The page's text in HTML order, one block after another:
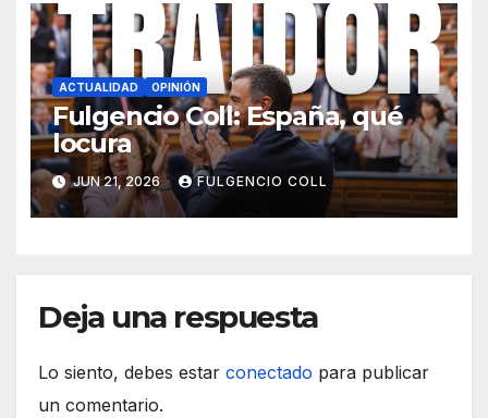
ACTUALIDAD OPINIÓN
Fulgencio Coll: España, qué
locura
JUN 21, 2026 FULGENCIO COLL
Deja una respuesta
Lo siento, debes estar conectado para publicar
un comentario.